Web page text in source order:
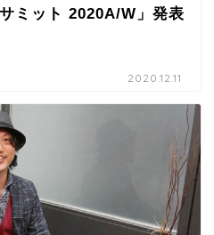
ミット 2020A/W」発表
2020.12.11